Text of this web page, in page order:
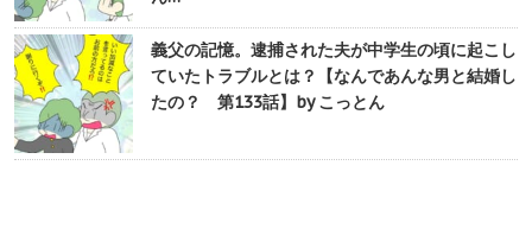
義父の記憶。逮捕された夫が中学生の頃に起こし
ていたトラブルとは？【なんであんな男と結婚し
たの？ 第133話】by こっとん